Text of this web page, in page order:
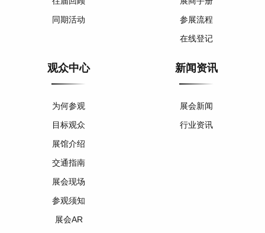
同期活动
参展流程
在线登记
观众中心
为何参观
目标观众
展馆介绍
交通指南
展会现场
参观须知
展会AR
新闻资讯
展会新闻
行业资讯